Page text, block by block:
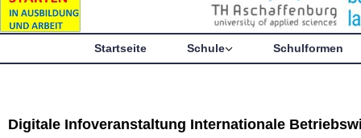
Startseite Schule Schulformen
Digitale Infoveranstaltung Internationale